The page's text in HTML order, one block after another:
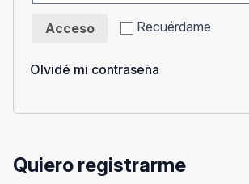
Recuérdame
Acceso
Olvidé mi contraseña
Quiero registrarme